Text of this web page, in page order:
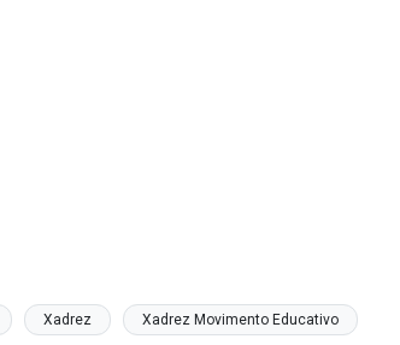
Xadrez Xadrez Movimento Educativo